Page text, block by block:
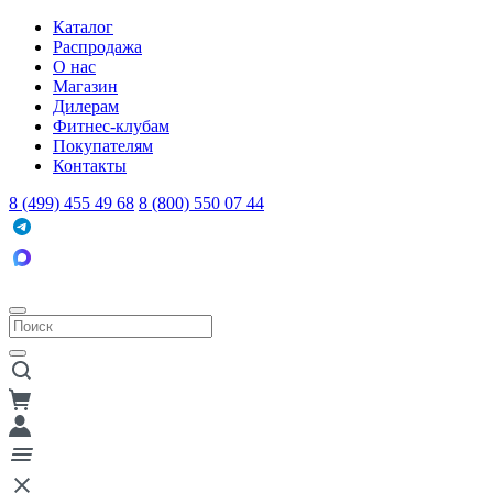
Каталог
Распродажа
О нас
Магазин
Дилерам
Фитнес-клубам
Покупателям
Контакты
8 (499) 455 49 68 8 (800) 550 07 44